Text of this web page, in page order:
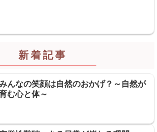
新着記事
んなの笑顔は自然のおかげ？～自然が
む心と体～